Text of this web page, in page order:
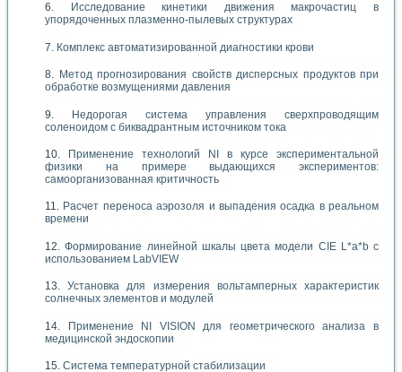
Исследование кинетики движения макрочастиц в
упорядоченных плазменно-пылевых структурах
Комплекс автоматизированной диагностики крови
Метод прогнозирования свойств дисперсных продуктов при
обработке возмущениями давления
Недорогая система управления сверхпроводящим
соленоидом с биквадрантным источником тока
Применение технологий NI в курсе экспериментальной
физики на примере выдающихся экспериментов:
самоорганизованная критичность
Расчет переноса аэрозоля и выпадения осадка в реальном
времени
Формирование линейной шкалы цвета модели CIE L*a*b с
использованием LabVIEW
Установка для измерения вольтамперных характеристик
солнечных элементов и модулей
Применение NI VISION для геометрического анализа в
медицинской эндоскопии
Система температурной стабилизации